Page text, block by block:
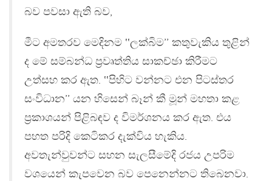
බව පවසා ඇති බව,
මීට අමතරව මෙදිනම ‛‛ලක්බිම’’ කතුවැකිය තුළින්
ද මේ සම්බන්ධ ප්‍රවෘත්තිය සාකච්ඡා කිරීමට
උත්සහ කර ඇත. ‛‛පිහිට වන්නට එන පිටස්තර
සංවිධාන’’ යන හිසෙන් බෑන් කී මූන් මහතා කළ
ප්‍රකාශයන් පිළිබඳව ද විමර්ශනය කර ඇත. එය
පහත පරිදි කෙටිකර දැක්විය හැකිය.
අවතැන්වුවන්ට සහන සැලසීමේදි රජය උපරිම
වශයෙන් කැපවෙන බව පෙනෙන්නට තිබෙනවා.